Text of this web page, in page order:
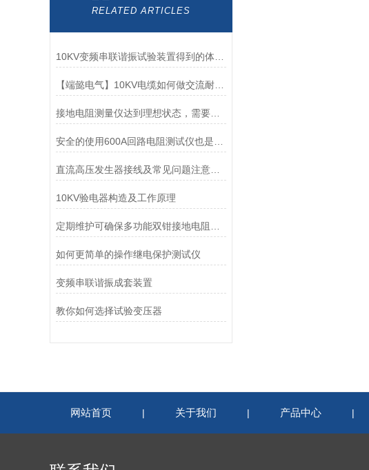
RELATED ARTICLES
10KV变频串联谐振试验装置得到的体现和发挥
【端懿电气】10KV电缆如何做交流耐压试验
接地电阻测量仪达到理想状态，需要满足哪些工作条件？
直流高压发生器接线及常见问题注意事项
10KV验电器构造及工作原理
如何更简单的操作继电保护测试仪
变频串联谐振成套装置
教你如何选择试验变压器
网站首页 | 关于我们 | 产品中心 |